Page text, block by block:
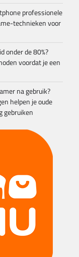
professionele
technieken voor
onder de 80%?
voordat je een
na gebruik?
helpen je oude
gebruiken